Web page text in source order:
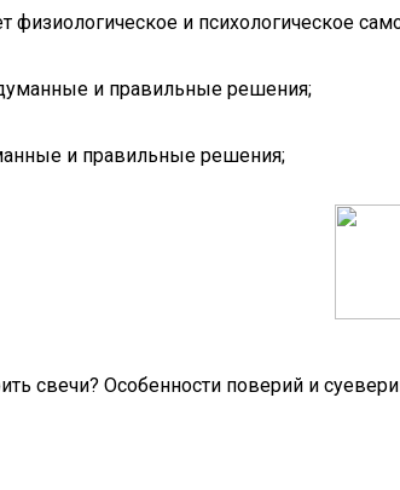
физиологическое и психологическое
и правильные решения;
и правильные решения;
свечи? Особенности поверий и